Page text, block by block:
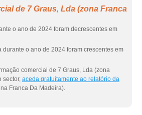
de 7 Graus, Lda (zona Franca
o ano de 2024 foram decrescentes em
durante o ano de 2024 foram crescentes em
comercial de 7 Graus, Lda (zona
sector, aceda gratuitamente ao relatório da
Franca Da Madeira).